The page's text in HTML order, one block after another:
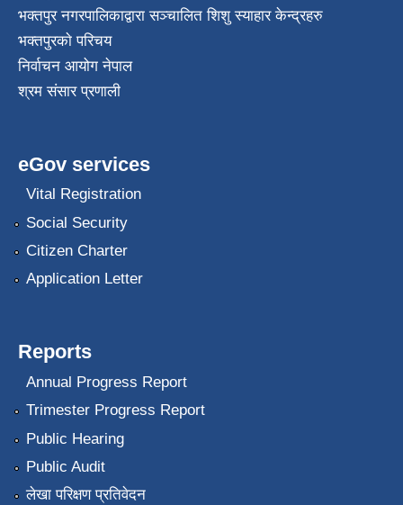
भक्तपुर नगरपालिकाद्वारा सञ्चालित शिशु स्याहार केन्द्रहरु
भक्तपुरकाे परिचय
निर्वाचन आयोग नेपाल
श्रम संसार प्रणाली
eGov services
Vital Registration
Social Security
Citizen Charter
Application Letter
Reports
Annual Progress Report
Trimester Progress Report
Public Hearing
Public Audit
लेखा परिक्षण प्रतिवेदन